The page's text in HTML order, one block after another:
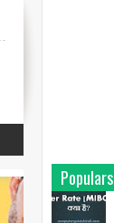
Populars